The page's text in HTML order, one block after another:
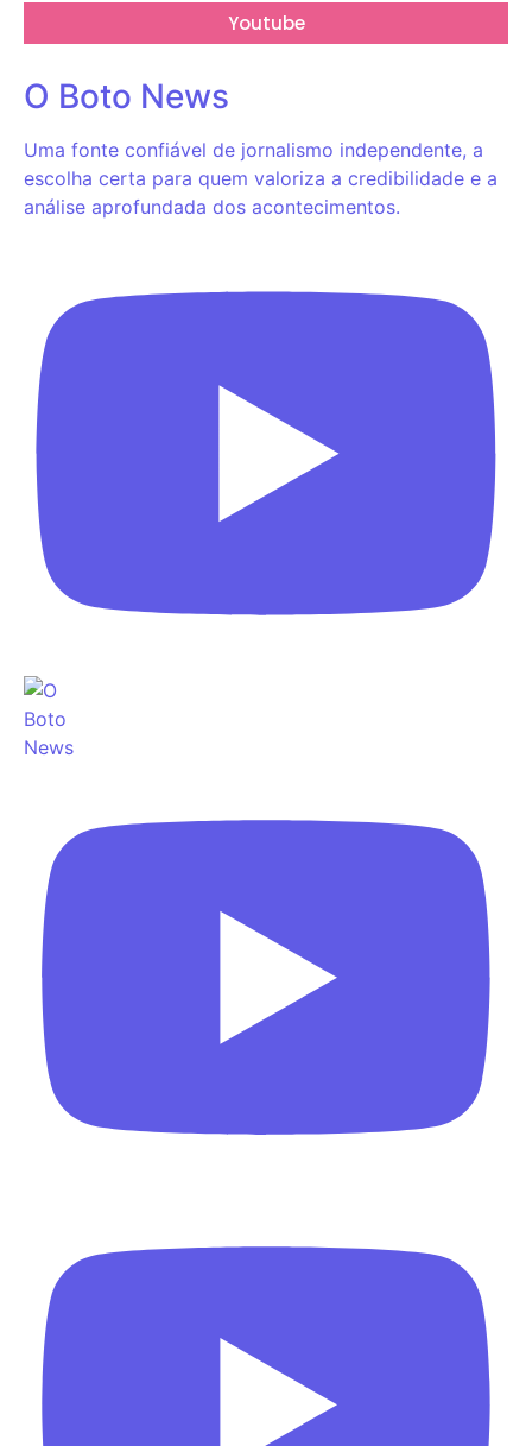
Youtube
O Boto News
Uma fonte confiável de jornalismo independente, a
escolha certa para quem valoriza a credibilidade e a
análise aprofundada dos acontecimentos.